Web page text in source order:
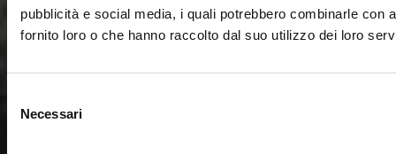
pubblicità e social media, i quali potrebbero combinarle con
fornito loro o che hanno raccolto dal suo utilizzo dei loro
delNecessari